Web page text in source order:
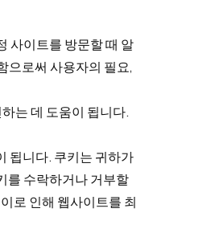
사이트를 방문할 때 알
으로써 사용자의 필요,
는 데 도움이 됩니다.
됩니다. 쿠키는 귀하가
를 수락하거나 거부할
로 인해 웹사이트를 최